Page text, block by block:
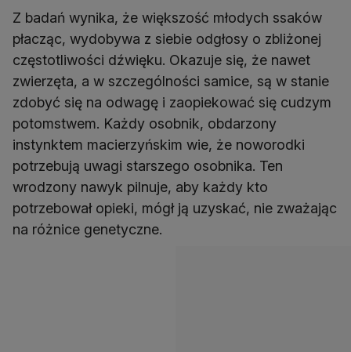
Z badań wynika, że większość młodych ssaków
płacząc, wydobywa z siebie odgłosy o zbliżonej
częstotliwości dźwięku. Okazuje się, że nawet
zwierzęta, a w szczególności samice, są w stanie
zdobyć się na odwagę i zaopiekować się cudzym
potomstwem. Każdy osobnik, obdarzony
instynktem macierzyńskim wie, że noworodki
potrzebują uwagi starszego osobnika. Ten
wrodzony nawyk pilnuje, aby każdy kto
potrzebował opieki, mógł ją uzyskać, nie zważając
na różnice genetyczne.